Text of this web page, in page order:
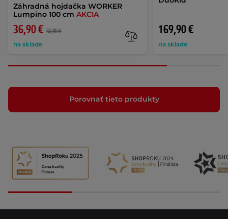
Záhradná hojdačka WORKER
Lumpino 100 cm AKCIA
36,90 € 56,90 €
na sklade
169,90 €
na sklade
Porovnať tieto produkty